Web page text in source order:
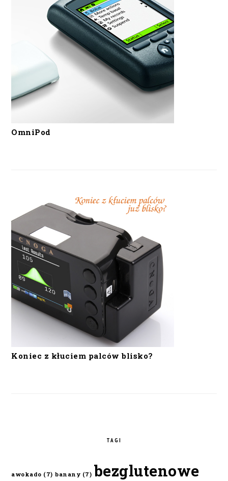
OmniPod
Koniec z kłuciem palców blisko?
TAGI
awokado (7) banany (7) bezglutenowe